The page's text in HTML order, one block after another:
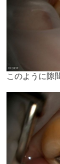
このように隙